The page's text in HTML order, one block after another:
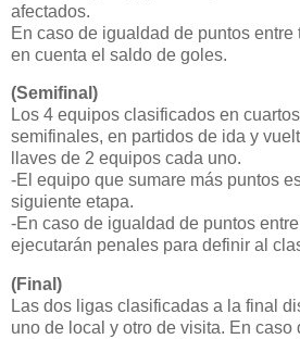
afectados.
En caso de igualdad de puntos entre
en cuenta el saldo de goles.
(Semifinal)
Los 4 equipos clasificados en
semifinales, en partidos de ida y
llaves de 2 equipos cada uno.
-El equipo que sumare más puntos
siguiente etapa.
-En caso de igualdad de puntos
ejecutarán penales para definir al
(Final)
Las dos ligas clasificadas a la final
uno de local y otro de visita. En